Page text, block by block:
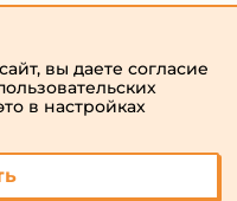
вы даете согласие
в настройках